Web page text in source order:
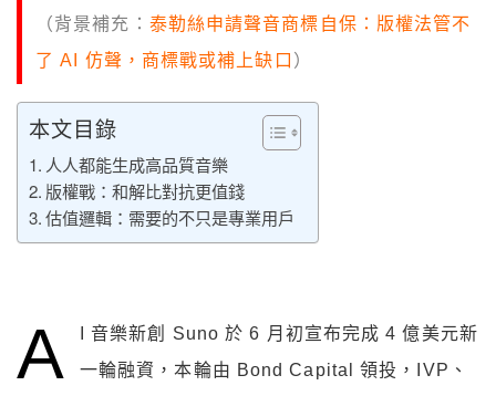
（背景補充： 泰勒絲申請聲音商標自保：版權法管不
了 AI 仿聲，商標戰或補上缺口 ）
本文目錄
人人都能生成高品質音樂
版權戰：和解比對抗更值錢
估值邏輯：需要的不只是專業用戶
A
I 音樂新創 Suno 於 6 月初宣布完成 4 億美元新
一輪融資，本輪由 Bond Capital 領投，IVP、